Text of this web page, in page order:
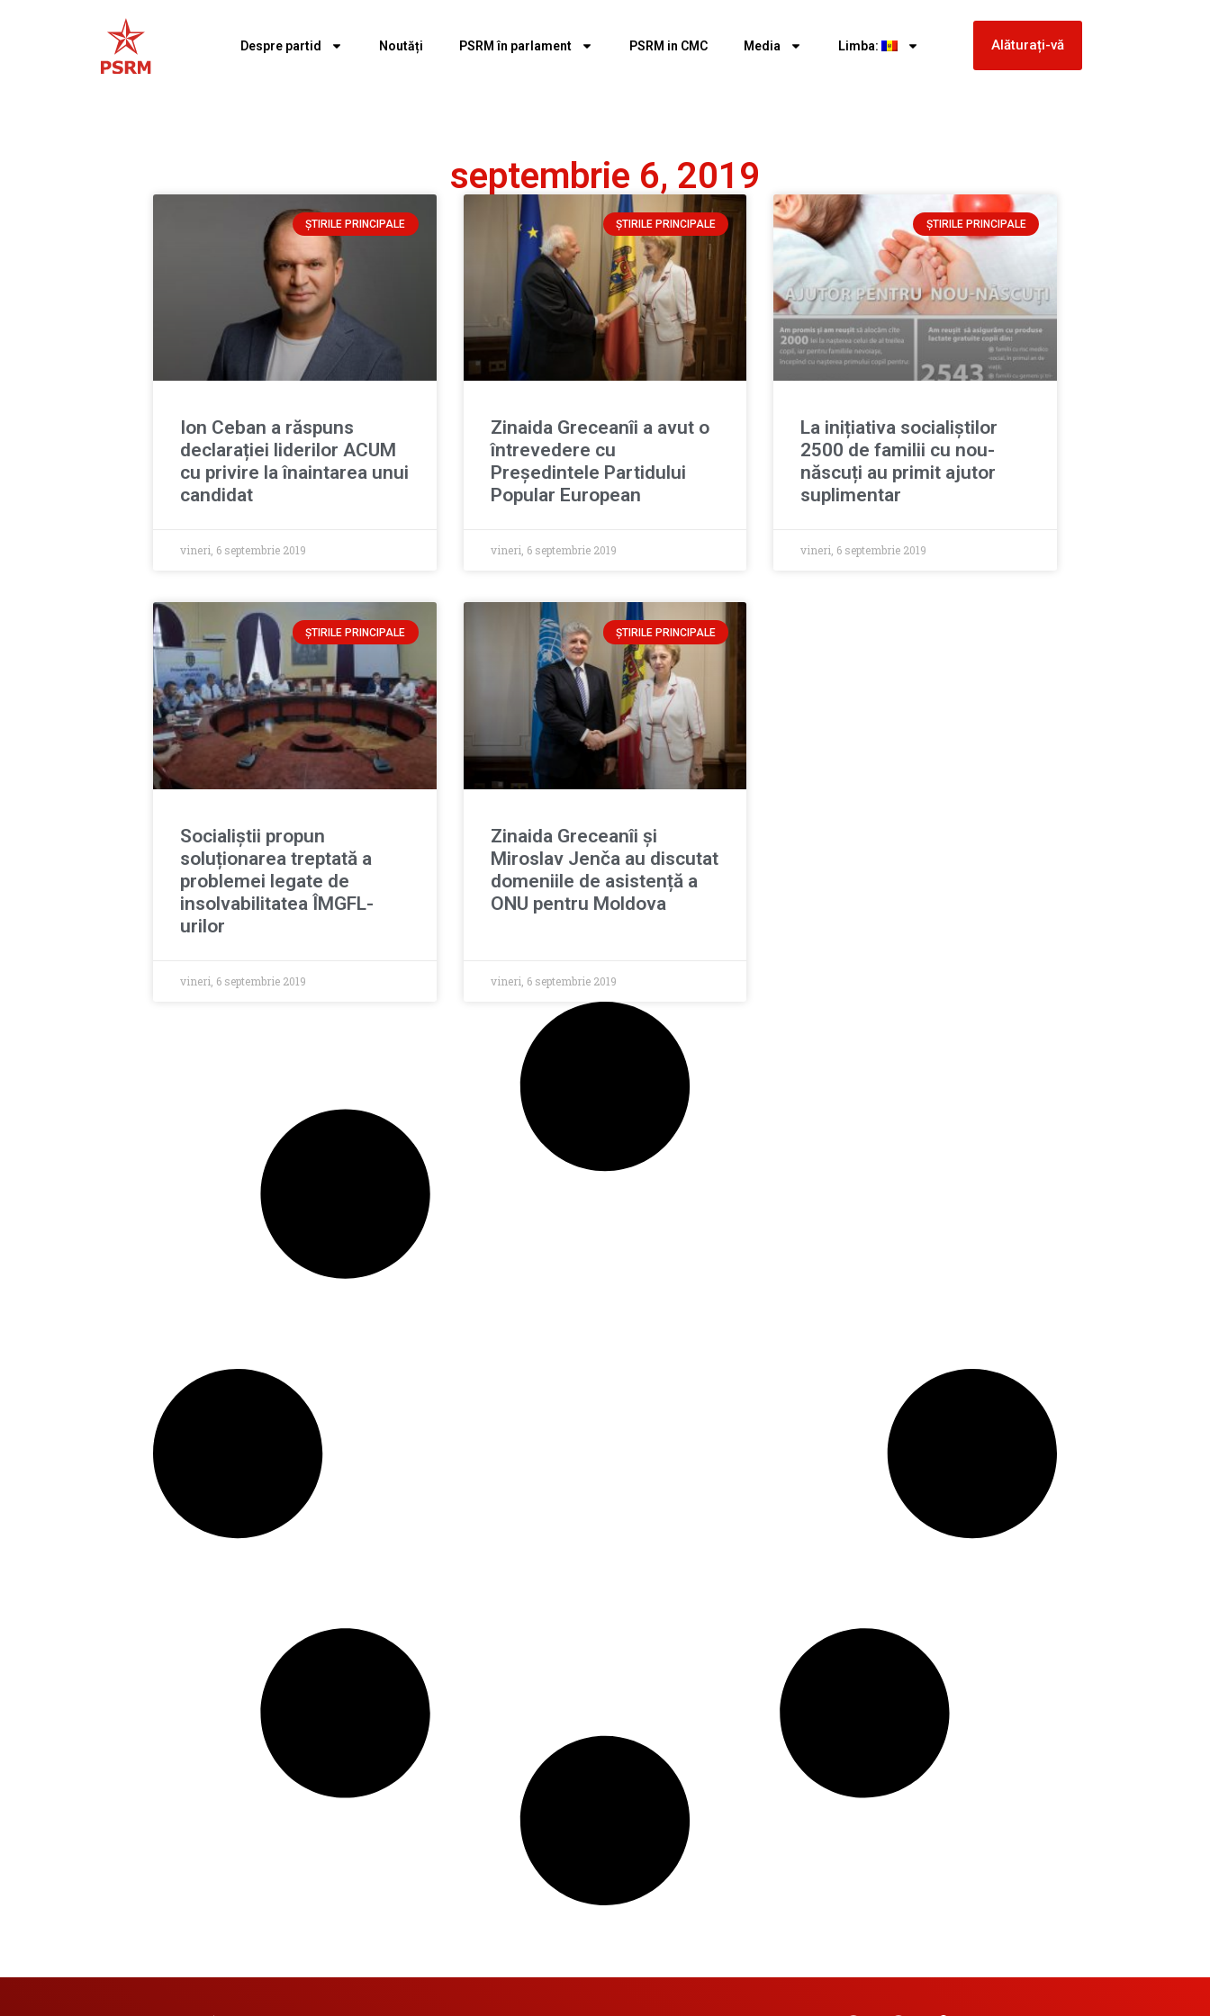
Despre partid Noutăți PSRM în parlament PSRM in CMC Media Limba: Alăturați-vă
septembrie 6, 2019
ȘTIRILE PRINCIPALE
Ion Ceban a răspuns
declarației liderilor ACUM
cu privire la înaintarea unui
candidat
vineri, 6 septembrie 2019
ȘTIRILE PRINCIPALE
Zinaida Greceanîi a avut o
întrevedere cu
Președintele Partidului
Popular European
vineri, 6 septembrie 2019
ȘTIRILE PRINCIPALE
La inițiativa socialiștilor
2500 de familii cu nou-
născuți au primit ajutor
suplimentar
vineri, 6 septembrie 2019
ȘTIRILE PRINCIPALE
Socialiștii propun
soluționarea treptată a
problemei legate de
insolvabilitatea ÎMGFL-
urilor
vineri, 6 septembrie 2019
ȘTIRILE PRINCIPALE
Zinaida Greceanîi și
Miroslav Jenča au discutat
domeniile de asistență a
ONU pentru Moldova
vineri, 6 septembrie 2019